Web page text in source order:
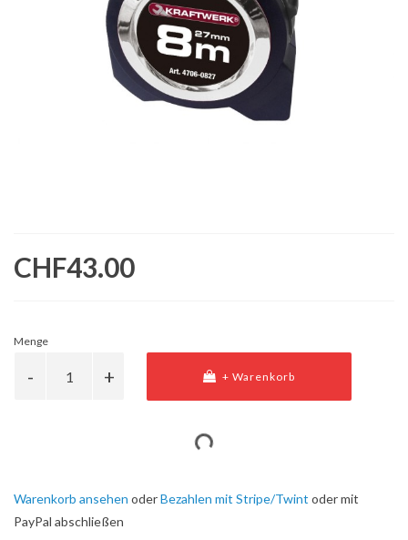
CHF43.00
Menge
+ Warenkorb
Warenkorb ansehen oderBezahlen mit Stripe/Twint oder mit
PayPal abschließen